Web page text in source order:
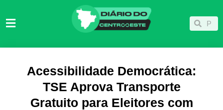
para
Pesquisar
Acessibilidade Democrática:
TSE Aprova Transporte
Gratuito para Eleitores com